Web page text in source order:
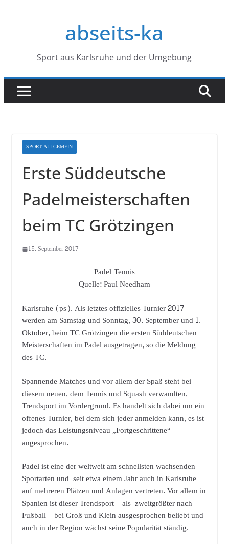
abseits-ka
Sport aus Karlsruhe und der Umgebung
SPORT ALLGEMEIN
Erste Süddeutsche
Padelmeisterschaften
beim TC Grötzingen
15. September 2017
Padel-Tennis
Quelle: Paul Needham
Karlsruhe (ps). Als letztes offizielles Turnier 2017
werden am Samstag und Sonntag, 30. September und 1.
Oktober, beim TC Grötzingen die ersten Süddeutschen
Meisterschaften im Padel ausgetragen, so die Meldung
des TC.
Spannende Matches und vor allem der Spaß steht bei
diesem neuen, dem Tennis und Squash verwandten,
Trendsport im Vordergrund. Es handelt sich dabei um ein
offenes Turnier, bei dem sich jeder anmelden kann, es ist
jedoch das Leistungsniveau „Fortgeschrittene“
angesprochen.
Padel ist eine der weltweit am schnellsten wachsenden
Sportarten und seit etwa einem Jahr auch in Karlsruhe
auf mehreren Plätzen und Anlagen vertreten. Vor allem in
Spanien ist dieser Trendsport – als zweitgrößter nach
Fußball – bei Groß und Klein ausgesprochen beliebt und
auch in der Region wächst seine Popularität ständig.